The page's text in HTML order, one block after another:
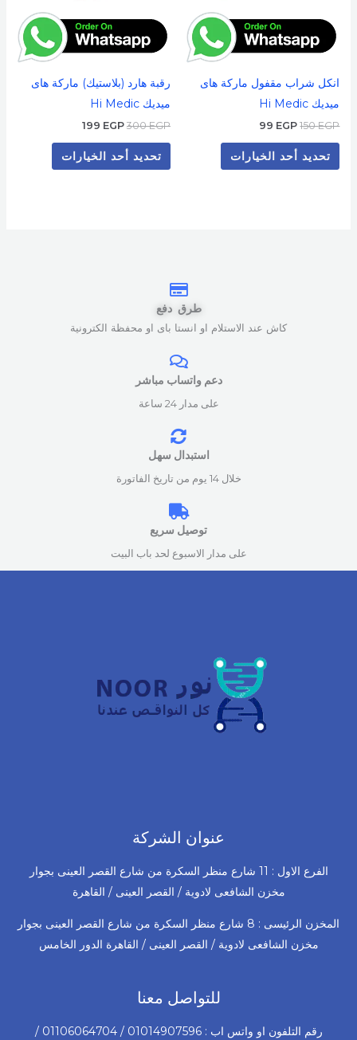
انكل شراب مقفول ماركة هاى
ميديك Hi Medic
150EGP
99 EGP
تحديد أحد الخيارات
اختيار
الخيارات
على
صفحة
رقبة هارد (بلاستيك) ماركة هاى
ميديك Hi Medic
300EGP
199 EGP
تحديد أحد الخيارات
اختيار
الخيارات
على
صفحة
طرق دفع
كاش عند الاستلام او انستا باى او محفظة الكترونية
دعم واتساب مباشر
على مدار 24 ساعة
استبدال سهل
خلال 14 يوم من تاريخ الفاتورة
توصيل سريع
على مدار الاسبوع لحد باب البيت
عنوان الشركة
الفرع الاول : 11 شارع منظر السكرة من شارع القصر العينى بجوار
مخزن الشافعى لادوية / القصر العينى / القاهرة
المخزن الرئيسى : 8 شارع منظر السكرة من شارع القصر العينى بجوار
مخزن الشافعى لادوية / القصر العينى / القاهرة الدور الخامس
للتواصل معنا
رقم التلفون او واتس اب : 01014907596 / 01106064704 /